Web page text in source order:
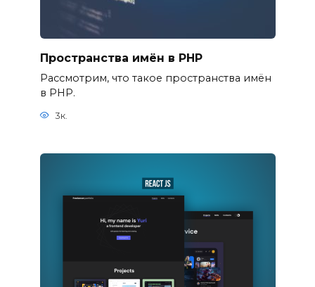
Пространства имён в PHP
Рассмотрим, что такое пространства имён
в PHP.
3к.